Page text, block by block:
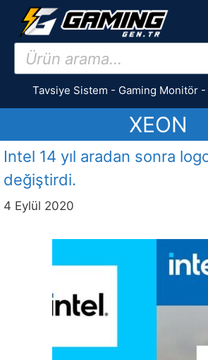
İçeriğe
Products
search
Tavsiye Sistem - Gaming Monitör -
XEON
Intel 14 yıl aradan sonra
değiştirdi.
4 Eylül 2020